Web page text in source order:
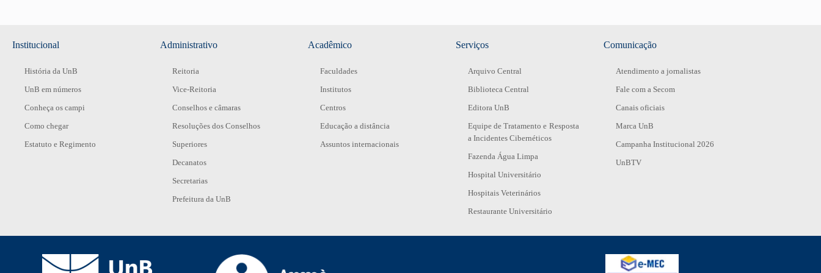
Institucional
História da UnB
UnB em números
Conheça os campi
Como chegar
Estatuto e Regimento
Administrativo
Reitoria
Vice-Reitoria
Conselhos e câmaras
Resoluções dos Conselhos
Superiores
Decanatos
Secretarias
Prefeitura da UnB
Acadêmico
Faculdades
Institutos
Centros
Educação a distância
Assuntos internacionais
Serviços
Arquivo Central
Biblioteca Central
Editora UnB
Equipe de Tratamento e Resposta
a Incidentes Cibernéticos
Fazenda Água Limpa
Hospital Universitário
Hospitais Veterinários
Restaurante Universitário
Comunicação
Atendimento a jornalistas
Fale com a Secom
Canais oficiais
Marca UnB
Campanha Institucional 2026
UnBTV